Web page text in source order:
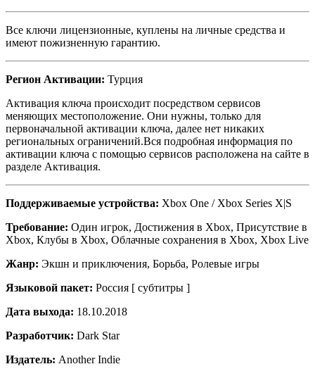
Все ключи лицензионные, куплены на личные средства и
имеют пожизненную гарантию.
Регион Активации: Турция
Активация ключа происходит посредством сервисов
меняющих местоположение. Они нужны, только для
первоначальной активации ключа, далее нет никаких
региональных ограничений.Вся подробная информация по
активации ключа с помощью сервисов расположена на сайте в
разделе Активация.
Поддерживаемые устройства: Xbox One / Xbox Series X|S
Требование: Один игрок, Достижения в Xbox, Присутствие в
Xbox, Клубы в Xbox, Облачные сохранения в Xbox, Xbox Live
Жанр: Экшн и приключения, Борьба, Ролевые игры
Языковой пакет: Россия [ субтитры ]
Дата выхода: 18.10.2018
Разработчик: Dark Star
Издатель: Another Indie